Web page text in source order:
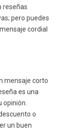
reseñas
pero puedes
cordial
mensaje corto
es una
o
un buen